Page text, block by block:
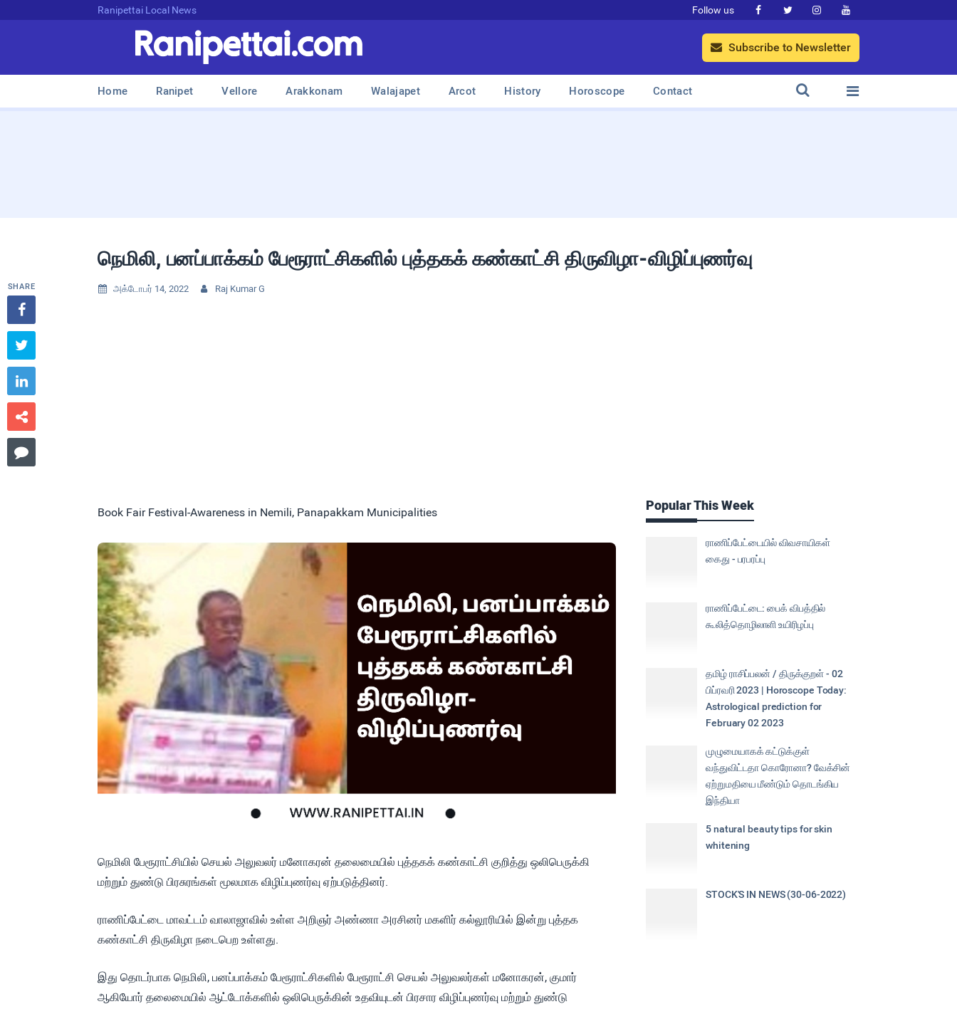
Ranipettai Local News Follow us    
 Subscribe to Newsletter
Home Ranipet Vellore Arakkonam Walajapet Arcot History Horoscope Contact 

நெமிலி, பனப்பாக்கம் பேரூராட்சிகளில் புத்தகக் கண்காட்சி திருவிழா-விழிப்புணர்வு
 அக்டோபர் 14, 2022  Raj Kumar G
Book Fair Festival-Awareness in Nemili, Panapakkam Municipalities
நெமிலி பேரூராட்சியில் செயல் அலுவலர் மனோகரன் தலைமையில் புத்தகக் கண்காட்சி குறித்து ஒலிபெருக்கி
மற்றும் துண்டு பிரசுரங்கள் மூலமாக விழிப்புணர்வு ஏற்படுத்தினர்.
ராணிப்பேட்டை மாவட்டம் வாலாஜாவில் உள்ள அறிஞர் அண்ணா அரசினர் மகளிர் கல்லூரியில் இன்று புத்தக
கண்காட்சி திருவிழா நடைபெற உள்ளது.
இது தொடர்பாக நெமிலி, பனப்பாக்கம் பேரூராட்சிகளில் பேரூராட்சி செயல் அலுவலர்கள் மனோகரன், குமார்
ஆகியோர் தலைமையில் ஆட்டோக்களில் ஒலிபெருக்கின் உதவியுடன் பிரசார விழிப்புணர்வு மற்றும் துண்டு
SHARE





Popular This Week
ராணிப்பேட்டையில் விவசாயிகள்
கைது - பரபரப்பு
ராணிப்பேட்டை: பைக் விபத்தில்
கூலித்தொழிலாளி உயிரிழப்பு
தமிழ் ராசிப்பலன் / திருக்குறள் - 02
பிப்ரவரி 2023 | Horoscope Today:
Astrological prediction for
February 02 2023
முழுமையாகக் கட்டுக்குள்
வந்துவிட்டதா கொரோனா? வேக்சின்
ஏற்றுமதியை மீண்டும் தொடங்கிய
இந்தியா
5 natural beauty tips for skin
whitening
STOCK'S IN NEWS (30-06-2022)